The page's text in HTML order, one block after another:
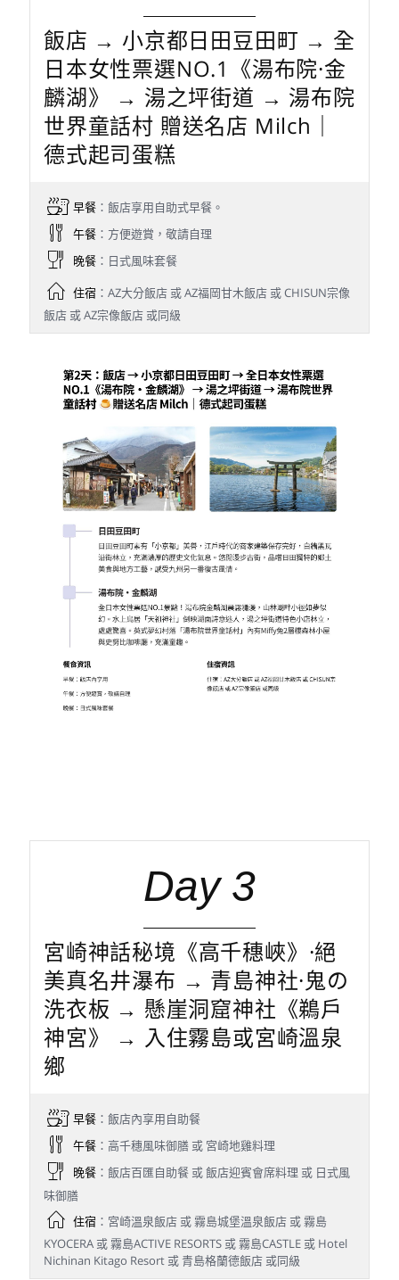
飯店 → 小京都日田豆田町 → 全
日本女性票選NO.1《湯布院·金
麟湖》 → 湯之坪街道 → 湯布院
世界童話村 贈送名店 Milch｜
德式起司蛋糕
早餐：飯店享用自助式早餐。
午餐：方便遊賞，敬請自理
晚餐：日式風味套餐
住宿：AZ大分飯店 或 AZ福岡甘木飯店 或 CHISUN宗像
飯店 或 AZ宗像飯店 或同級
Day 3
宮崎神話秘境《高千穗峽》·絕
美真名井瀑布 → 青島神社·鬼の
洗衣板 → 懸崖洞窟神社《鵜戶
神宮》 → 入住霧島或宮崎溫泉
鄉
早餐：飯店內享用自助餐
午餐：高千穗風味御膳 或 宮崎地雞料理
晚餐：飯店百匯自助餐 或 飯店迎賓會席料理 或 日式風
味御膳
住宿：宮崎溫泉飯店 或 霧島城堡溫泉飯店 或 霧島
KYOCERA 或 霧島ACTIVE RESORTS 或 霧島CASTLE 或 Hotel
Nichinan Kitago Resort 或 青島格蘭德飯店 或同級